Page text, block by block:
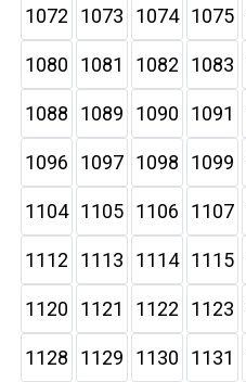
1072 1073 1074 1075
1080 1081 1082 1083
1088 1089 1090 1091
1096 1097 1098 1099
1104 1105 1106 1107
1112 1113 1114 1115
1120 1121 1122 1123
1128 1129 1130 1131